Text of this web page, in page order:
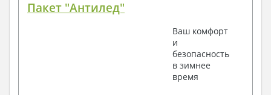
Пакет "Антилед"
Ваш комфорт
и
безопасность
в зимнее
время